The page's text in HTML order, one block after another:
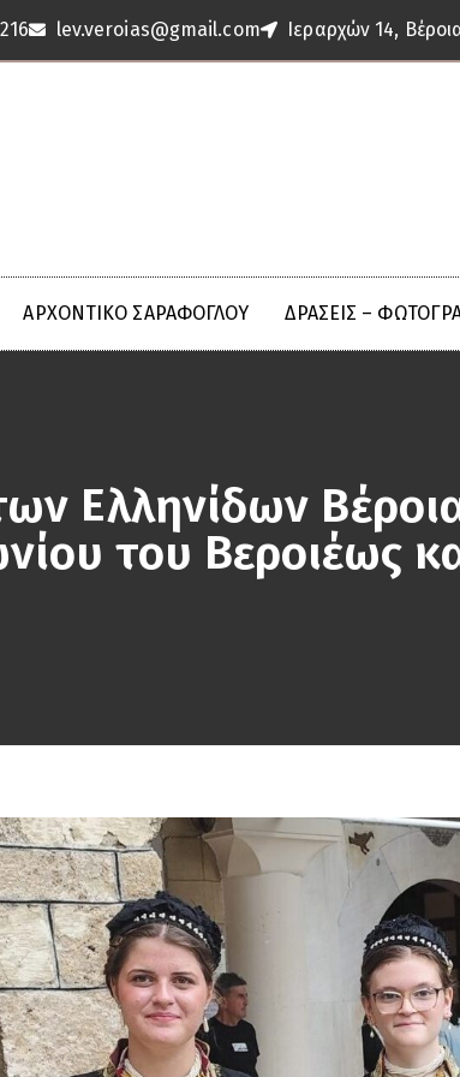
lev.veroias@gmail.com Ιεραρχών 14,
ΑΡΧΟΝΤΙΚΌ ΣΑΡΆΦΟΓΛΟΥ ΔΡΑΣΕΙΣ –
Ελληνίδων
του Βεροιέως